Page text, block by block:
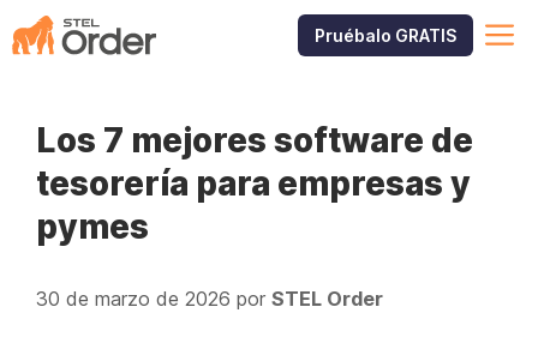
Saltar
al
Pruébalo GRATIS
Los 7 mejores software de
tesorería para empresas y
pymes
30 de marzo de 2026 por STEL Order